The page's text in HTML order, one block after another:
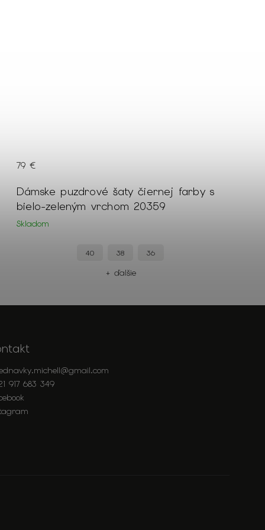
Dámske puzdrové šaty čiernej farby s
bielo-zeleným vrchom 20359
Skladom
79 €
40 38 36
+ ďalšie
@gmail.com
917 683 349